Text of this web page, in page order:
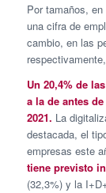
Por tamaños,
una cifra de
cambio, en las
Un 20,4% de
a la de antes
2021. La
destacada, el
empresas este
tiene previsto
(32,3%) y la